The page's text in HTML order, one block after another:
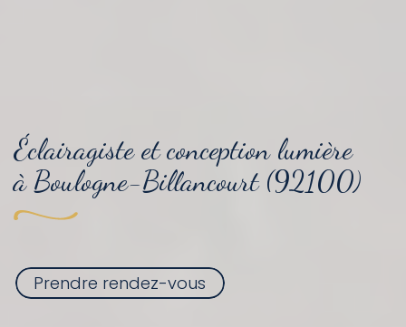
Éclairagiste et conception lumière
à Boulogne-Billancourt (92100)
Prendre rendez-vous